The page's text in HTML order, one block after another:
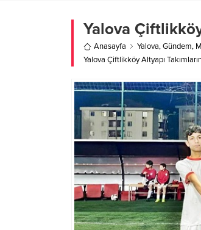
Yalova
Anasayfa Yalova,Gündem,
Yalova Çiftlikköy Altyapı